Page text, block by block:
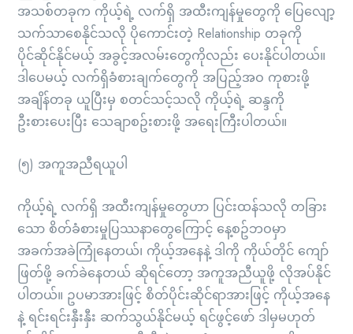
အသစ်တခုက ကိုယ့်ရဲ့ လက်ရှိ အထီးကျန်မှုတွေကို ပြေလျော့
သက်သာစေနိုင်သလို ပိုကောင်းတဲ့ Relationship တခုကို
ပိုင်ဆိုင်နိုင်မယ့် အခွင့်အလမ်းတွေကိုလည်း ပေးနိုင်ပါတယ်။
ဒါပေမယ့် လက်ရှိခံစားချက်တွေကို အပြည့်အဝ ကုစားဖို့
အချိန်တခု ယူပြီးမှ စတင်သင့်သလို ကိုယ့်ရဲ့ ဆန္ဒကို
ဦးစားပေးပြီး သေချာစဥ်းစားဖို့ အရေးကြီးပါတယ်။
(၅) အကူအညီရယူပါ
ကိုယ့်ရဲ့ လက်ရှိ အထီးကျန်မှုတွေဟာ ပြင်းထန်သလို တခြား
သော စိတ်ခံစားမှုပြဿနာတွေကြောင့် နေ့စဥ်ဘဝမှာ
အခက်အခဲကြုံနေတယ်၊ ကိုယ့်အနေနဲ့ ဒါကို ကိုယ်တိုင် ကျော်
ဖြတ်ဖို့ ခက်ခဲနေတယ် ဆိုရင်တော့ အကူအညီယူဖို့ လိုအပ်နိုင်
ပါတယ်။ ဥပမာအားဖြင့် စိတ်ပိုင်းဆိုင်ရာအားဖြင့် ကိုယ့်အနေ
နဲ့ ရင်းရင်းနှီးနှီး ဆက်သွယ်နိုင်မယ့် ရင်ဖွင့်ဖော် ဒါမှမဟုတ်